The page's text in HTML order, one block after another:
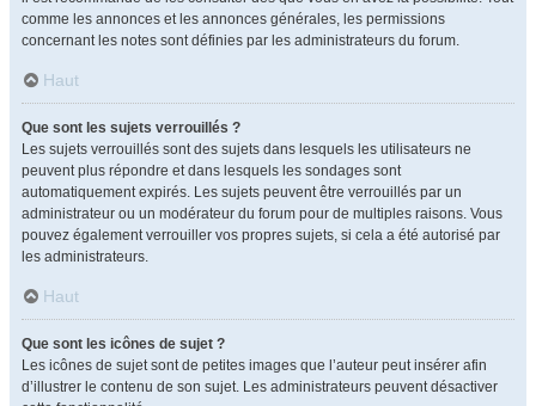
comme les annonces et les annonces générales, les permissions
concernant les notes sont définies par les administrateurs du forum.
Haut
Que sont les sujets verrouillés ?
Les sujets verrouillés sont des sujets dans lesquels les utilisateurs ne
peuvent plus répondre et dans lesquels les sondages sont
automatiquement expirés. Les sujets peuvent être verrouillés par un
administrateur ou un modérateur du forum pour de multiples raisons. Vous
pouvez également verrouiller vos propres sujets, si cela a été autorisé par
les administrateurs.
Haut
Que sont les icônes de sujet ?
Les icônes de sujet sont de petites images que l’auteur peut insérer afin
d’illustrer le contenu de son sujet. Les administrateurs peuvent désactiver